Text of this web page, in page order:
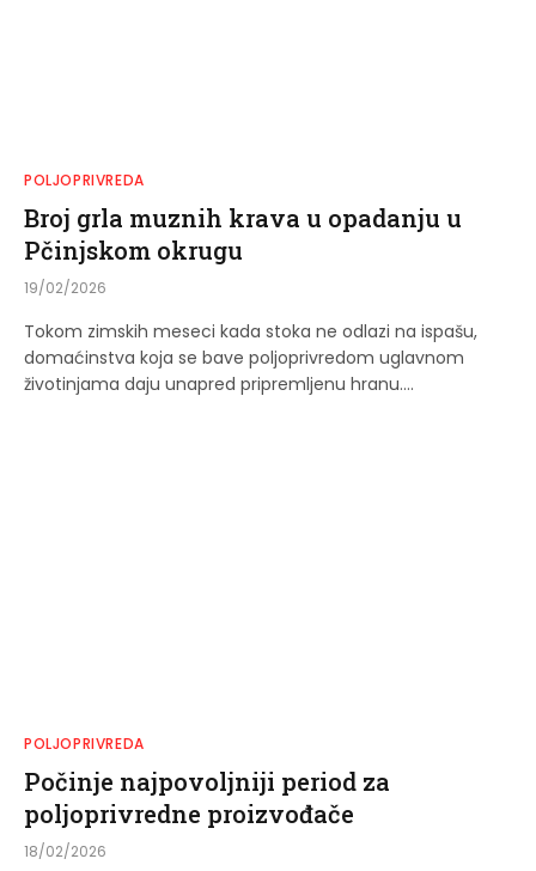
POLJOPRIVREDA
Broj grla muznih krava u opadanju u
Pčinjskom okrugu
19/02/2026
Tokom zimskih meseci kada stoka ne odlazi na ispašu,
domaćinstva koja se bave poljoprivredom uglavnom
životinjama daju unapred pripremljenu hranu.…
POLJOPRIVREDA
Počinje najpovoljniji period za
poljoprivredne proizvođače
18/02/2026